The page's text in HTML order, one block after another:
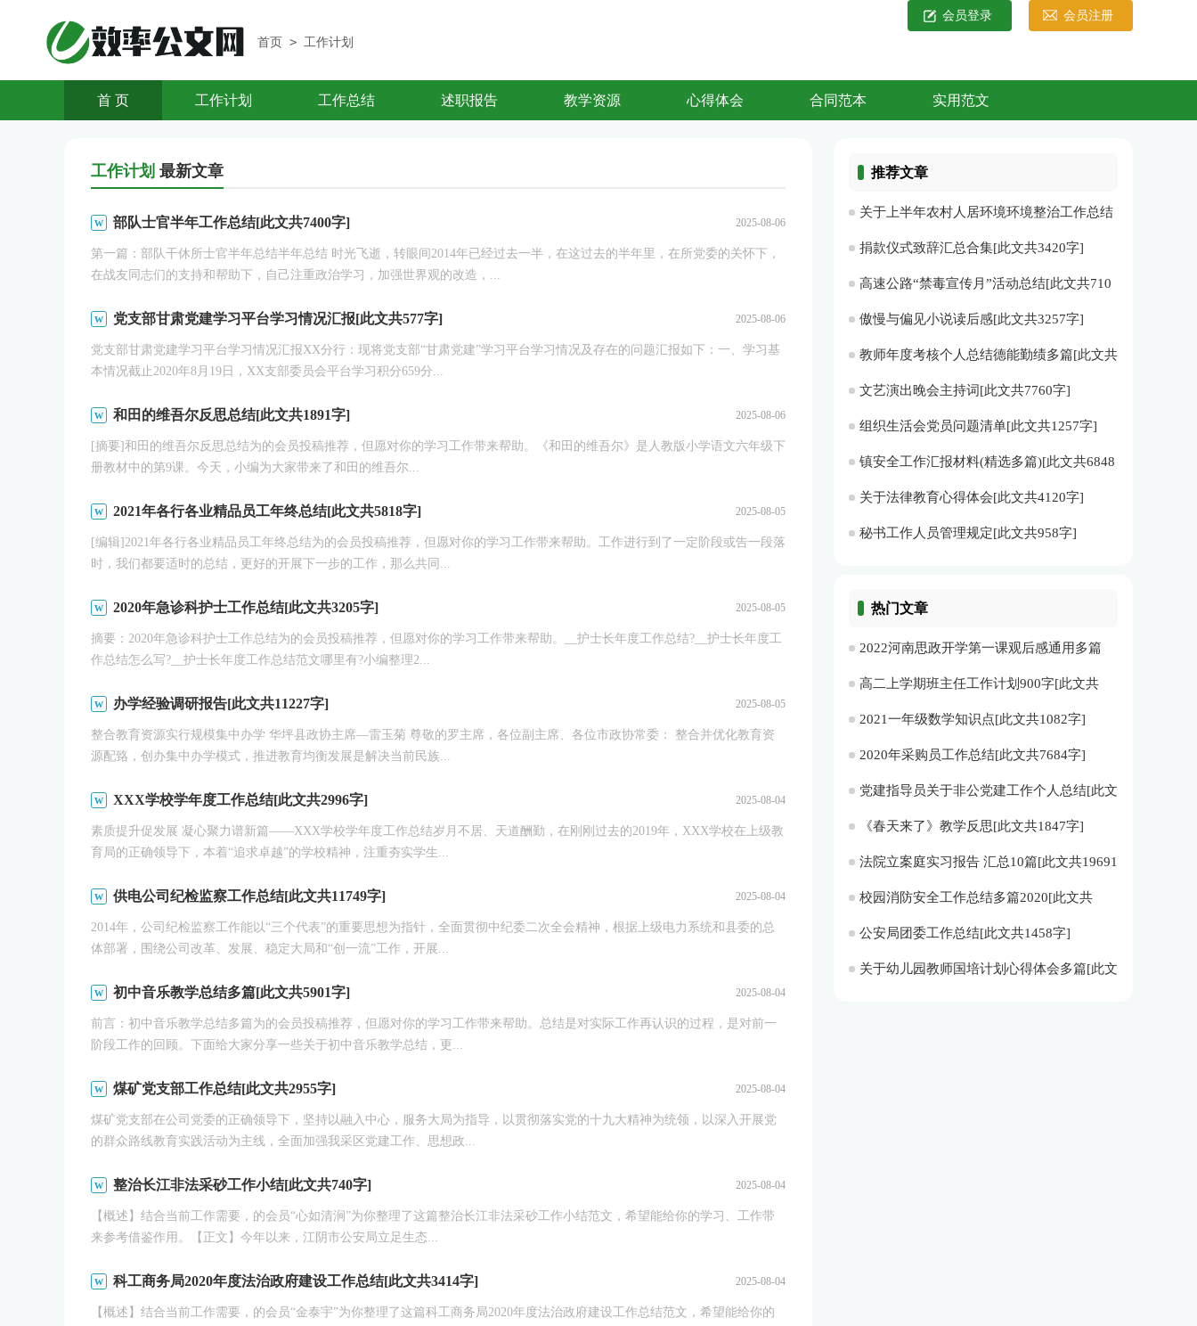
首页 > 工作计划
会员登录 会员注册
首 页 工作计划 工作总结 述职报告 教学资源 心得体会 合同范本 实用范文
工作计划 最新文章
部队士官半年工作总结[此文共7400字] 2025-08-06
第一篇：部队干休所士官半年总结半年总结 时光飞逝，转眼间2014年已经过去一半，在这过去的半年里，在所党委的关怀下，
在战友同志们的支持和帮助下，自己注重政治学习，加强世界观的改造，...
党支部甘肃党建学习平台学习情况汇报[此文共577字] 2025-08-06
党支部甘肃党建学习平台学习情况汇报XX分行：现将党支部“甘肃党建”学习平台学习情况及存在的问题汇报如下：一、学习基
本情况截止2020年8月19日，XX支部委员会平台学习积分659分...
和田的维吾尔反思总结[此文共1891字] 2025-08-06
[摘要]和田的维吾尔反思总结为的会员投稿推荐，但愿对你的学习工作带来帮助。《和田的维吾尔》是人教版小学语文六年级下
册教材中的第9课。今天，小编为大家带来了和田的维吾尔...
2021年各行各业精品员工年终总结[此文共5818字] 2025-08-05
[编辑]2021年各行各业精品员工年终总结为的会员投稿推荐，但愿对你的学习工作带来帮助。工作进行到了一定阶段或告一段落
时，我们都要适时的总结，更好的开展下一步的工作，那么共同...
2020年急诊科护士工作总结[此文共3205字] 2025-08-05
摘要：2020年急诊科护士工作总结为的会员投稿推荐，但愿对你的学习工作带来帮助。__护士长年度工作总结?__护士长年度工
作总结怎么写?__护士长年度工作总结范文哪里有?小编整理2...
办学经验调研报告[此文共11227字] 2025-08-05
整合教育资源实行规模集中办学 华坪县政协主席—雷玉菊 尊敬的罗主席，各位副主席、各位市政协常委： 整合并优化教育资
源配臵，创办集中办学模式，推进教育均衡发展是解决当前民族...
XXX学校学年度工作总结[此文共2996字] 2025-08-04
素质提升促发展 凝心聚力谱新篇——XXX学校学年度工作总结岁月不居、天道酬勤，在刚刚过去的2019年，XXX学校在上级教
育局的正确领导下，本着“追求卓越”的学校精神，注重夯实学生...
供电公司纪检监察工作总结[此文共11749字] 2025-08-04
2014年，公司纪检监察工作能以“三个代表”的重要思想为指针，全面贯彻中纪委二次全会精神，根据上级电力系统和县委的总
体部署，围绕公司改革、发展、稳定大局和“创一流”工作，开展...
初中音乐教学总结多篇[此文共5901字] 2025-08-04
前言：初中音乐教学总结多篇为的会员投稿推荐，但愿对你的学习工作带来帮助。总结是对实际工作再认识的过程，是对前一
阶段工作的回顾。下面给大家分享一些关于初中音乐教学总结，更...
煤矿党支部工作总结[此文共2955字] 2025-08-04
煤矿党支部在公司党委的正确领导下，坚持以融入中心，服务大局为指导，以贯彻落实党的十九大精神为统领，以深入开展党
的群众路线教育实践活动为主线，全面加强我采区党建工作、思想政...
整治长江非法采砂工作小结[此文共740字] 2025-08-04
【概述】结合当前工作需要，的会员“心如清涧”为你整理了这篇整治长江非法采砂工作小结范文，希望能给你的学习、工作带
来参考借鉴作用。【正文】今年以来，江阴市公安局立足生态...
科工商务局2020年度法治政府建设工作总结[此文共3414字] 2025-08-04
【概述】结合当前工作需要，的会员“金泰宇”为你整理了这篇科工商务局2020年度法治政府建设工作总结范文，希望能给你的
推荐文章
关于上半年农村人居环境环境整治工作总结
暨第二季度检查情况的通报[此文共2657字]
捐款仪式致辞汇总合集[此文共3420字]
高速公路“禁毒宣传月”活动总结[此文共710
字]傲慢与偏见小说读后感[此文共3257字]
教师年度考核个人总结德能勤绩多篇[此文共
5708字]
文艺演出晚会主持词[此文共7760字]
组织生活会党员问题清单[此文共1257字]
镇安全工作汇报材料(精选多篇)[此文共6848
字]关于法律教育心得体会[此文共4120字]
秘书工作人员管理规定[此文共958字]
热门文章
2022河南思政开学第一课观后感通用多篇
[此文共3687字]
高二上学期班主任工作计划900字[此文共
8385字]
2021一年级数学知识点[此文共1082字]
2020年采购员工作总结[此文共7684字]
党建指导员关于非公党建工作个人总结[此文
共1214字]
《春天来了》教学反思[此文共1847字]
法院立案庭实习报告 汇总10篇[此文共19691
字]校园消防安全工作总结多篇2020[此文共
5460字]
公安局团委工作总结[此文共1458字]
关于幼儿园教师国培计划心得体会多篇[此文